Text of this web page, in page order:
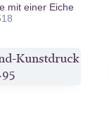
mit einer Eiche
Kunstdruck